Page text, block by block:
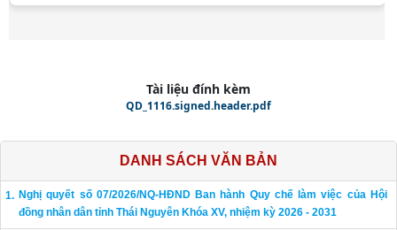
Tài liệu đính kèm
QD_1116.signed.header.pdf
DANH SÁCH VĂN BẢN
Nghị quyết số 07/2026/NQ-HĐND Ban hành Quy chế làm việc của Hội
đồng nhân dân tỉnh Thái Nguyên Khóa XV, nhiệm kỳ 2026 - 2031